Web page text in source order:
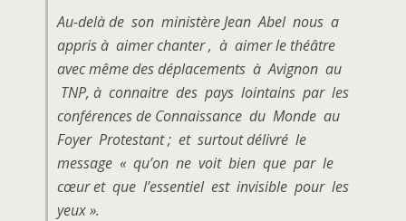
Au-delà de son ministère Jean Abel nous a
appris à aimer chanter , à aimer le théâtre
avec même des déplacements à Avignon au
TNP, à connaitre des pays lointains par les
conférences de Connaissance du Monde au
Foyer Protestant ; et surtout délivré le
message « qu’on ne voit bien que par le
cœur et que l’essentiel est invisible pour les
yeux ».